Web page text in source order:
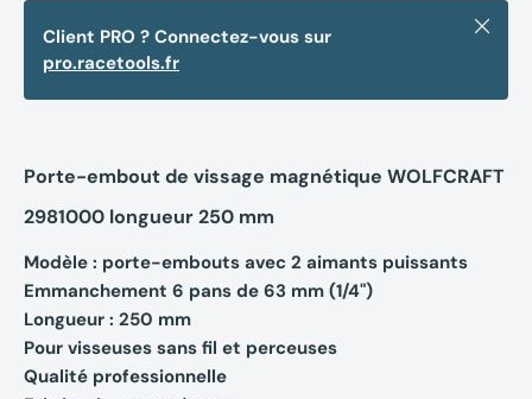
Client PRO ? Connectez-vous sur
pro.racetools.fr
Fermer
Porte-embout de vissage magnétique WOLFCRAFT
2981000 longueur 250 mm
Modèle : porte-embouts avec 2 aimants puissants
Emmanchement 6 pans de 63 mm (1/4")
Longueur : 250 mm
Pour visseuses sans fil et perceuses
Qualité professionnelle